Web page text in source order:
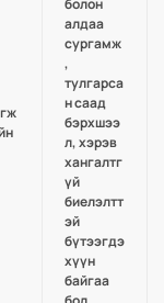
алдаа
сургамж
,
тулгарса
н саад
бэрхшээ
л, хэрэв
хангалтг
үй
биелэлтт
эй
бүтээгдэ
хүүн
байгаа